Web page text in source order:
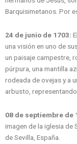
Barquisimetanos. Por
24 de junio de 1703:
una visión en uno de
un paisaje campestre,
púrpura, una mantilla
rodeada de ovejas y a
arbusto,
08 de septiembre de
imagen de la iglesia de
de Sevilla, España.